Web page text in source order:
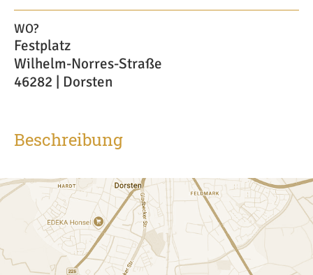
WO?
Festplatz
Wilhelm-Norres-Straße
46282 | Dorsten
Beschreibung